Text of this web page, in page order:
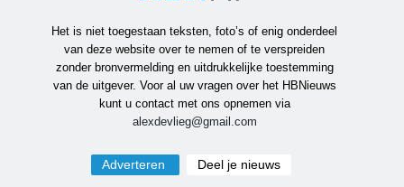
Het is niet toegestaan teksten, foto’s of enig onderdeel
van deze website over te nemen of te verspreiden
zonder bronvermelding en uitdrukkelijke toestemming
van de uitgever. Voor al uw vragen over het HBNieuws
kunt u contact met ons opnemen via
alexdevlieg@gmail.com
Adverteren Deel je nieuws